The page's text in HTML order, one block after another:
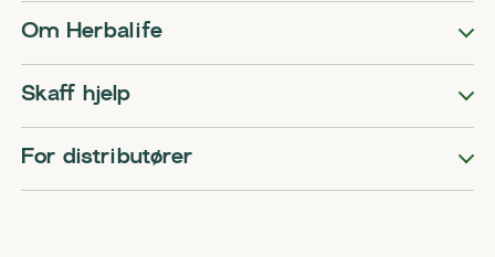
Om Herbalife
Skaff hjelp
For distributører